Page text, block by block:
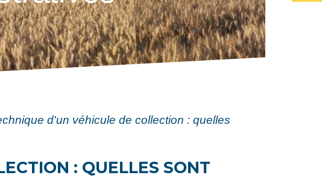
d'un véhicule de collection : quelles
: QUELLES SONT